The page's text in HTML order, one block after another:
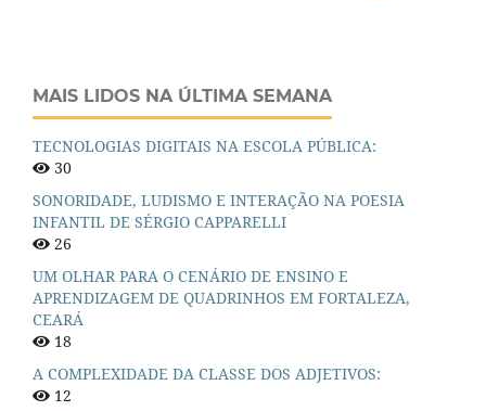
MAIS LIDOS NA ÚLTIMA SEMANA
TECNOLOGIAS DIGITAIS NA ESCOLA PÚBLICA:
30
SONORIDADE, LUDISMO E INTERAÇÃO NA POESIA
INFANTIL DE SÉRGIO CAPPARELLI
26
UM OLHAR PARA O CENÁRIO DE ENSINO E
APRENDIZAGEM DE QUADRINHOS EM FORTALEZA,
CEARÁ
18
A COMPLEXIDADE DA CLASSE DOS ADJETIVOS:
12